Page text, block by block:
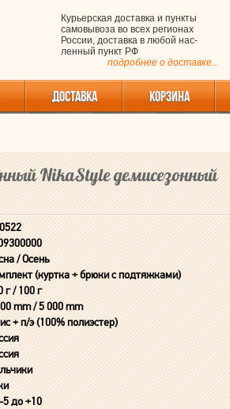
Курьерская доставка и пункты
самовывоза во всех регионах
России, доставка в любой нас-
ленный пункт РФ
подробнее о доставке...
ДОСТАВКА КОРЗИНА
NikaStyle демисезонный
/ Осень
(куртка + брюки с подтяжками)
г / 100 г
mm / 5 000 mm
+ п/э (100% полиэстер)
5 до +10